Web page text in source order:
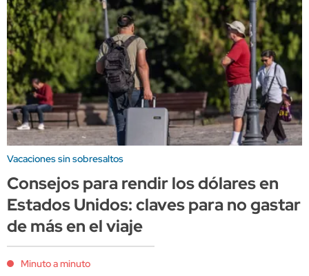
Vacaciones sin sobresaltos
Consejos para rendir los dólares en
Estados Unidos: claves para no gastar
de más en el viaje
Minuto a minuto